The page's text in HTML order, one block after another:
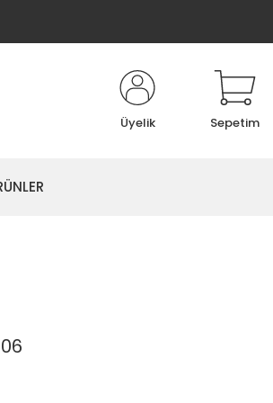
Üyelik Sepetim